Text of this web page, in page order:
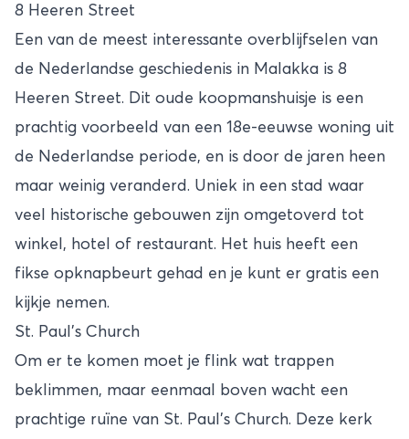
8 Heeren Street
Een van de meest interessante overblijfselen van
de Nederlandse geschiedenis in Malakka is 8
Heeren Street. Dit oude koopmanshuisje is een
prachtig voorbeeld van een 18e-eeuwse woning uit
de Nederlandse periode, en is door de jaren heen
maar weinig veranderd. Uniek in een stad waar
veel historische gebouwen zijn omgetoverd tot
winkel, hotel of restaurant. Het huis heeft een
fikse opknapbeurt gehad en je kunt er gratis een
kijkje nemen.
St. Paul’s Church
Om er te komen moet je flink wat trappen
beklimmen, maar eenmaal boven wacht een
prachtige ruïne van St. Paul’s Church. Deze kerk